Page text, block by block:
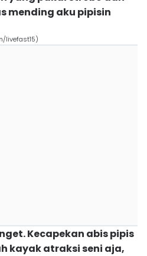
mending aku pipisin
livefast15)
Kecapekan abis pipis
kayak atraksi seni aja,